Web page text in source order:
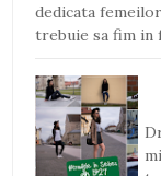
dedicata
trebuie sa fim in